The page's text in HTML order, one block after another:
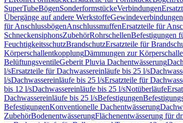
SuperTubeBögenSonderformstückeVerbindungen
Übergänge auf andere WerkstoffeGewindeverbindungen
für AnschlussbögenAnschlussmuffenErsatzteile für
SchneckensiphonsZubehörRohrschellenBefestigungen
FeuchtigkeitsschutzBrandschutzErsatzteile für
KörperschallentkopplungDämmungen zur
BelüftungsventileGeberit Pluvia Dachentwässerung
l/sErsatzteile für Dachwassereinläufe bis 25 l/s
l/sDachwassereinläufe bis 25 l/sErsatzteile für
bis 12 l/sDachwassereinläufe bis 25 l/sNotüberläufe
Dachwassereinläufe bis 25 l/sBefestigungen
BefestigungenKonventionelle Dachentwässerung
ZubehörBodenentwässerungFlächenentwässerung für